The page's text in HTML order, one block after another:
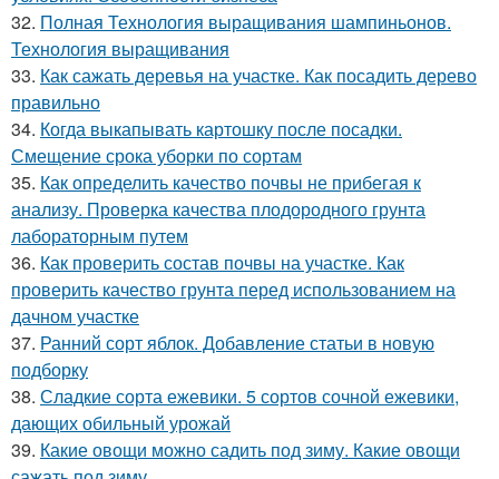
32. Полная Технология выращивания шампиньонов.
Технология выращивания
33. Как сажать деревья на участке. Как посадить дерево
правильно
34. Когда выкапывать картошку после посадки.
Смещение срока уборки по сортам
35. Как определить качество почвы не прибегая к
анализу. Проверка качества плодородного грунта
лабораторным путем
36. Как проверить состав почвы на участке. Как
проверить качество грунта перед использованием на
дачном участке
37. Ранний сорт яблок. Добавление статьи в новую
подборку
38. Сладкие сорта ежевики. 5 сортов сочной ежевики,
дающих обильный урожай
39. Какие овощи можно садить под зиму. Какие овощи